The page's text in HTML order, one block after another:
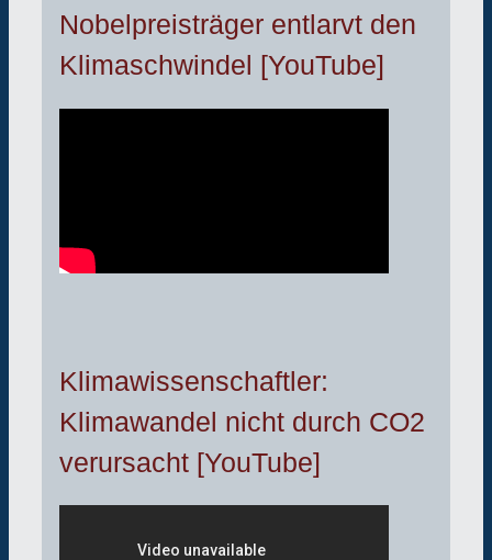
Nobelpreisträger entlarvt den
Klimaschwindel [YouTube]
Klimawissenschaftler:
Klimawandel nicht durch CO2
verursacht [YouTube]